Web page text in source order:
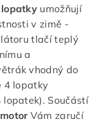
lopatky umožňují
v zimě -
tlačí teplý
a
vhodný do
4 lopatky
lopatek). Součástí
Vám zaručí